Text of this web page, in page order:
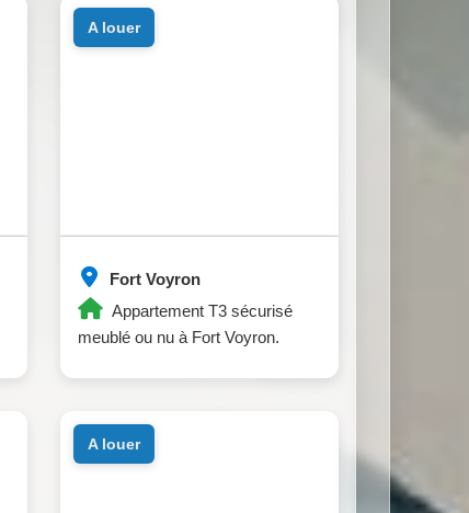
Fort Voyron
Appartement T3 sécurisé
meublé ou nu à Fort Voyron.
a louer
a louer